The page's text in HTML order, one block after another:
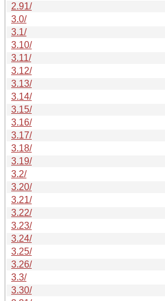
2.91/
3.0/
3.1/
3.10/
3.11/
3.12/
3.13/
3.14/
3.15/
3.16/
3.17/
3.18/
3.19/
3.2/
3.20/
3.21/
3.22/
3.23/
3.24/
3.25/
3.26/
3.3/
3.30/